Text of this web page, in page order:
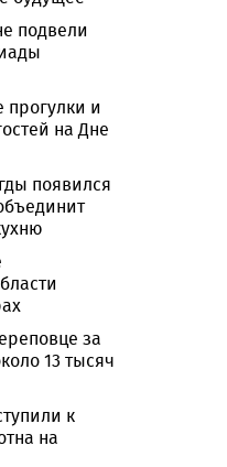
подвели
и
на Дне
появился
за
13 тысяч
к
на